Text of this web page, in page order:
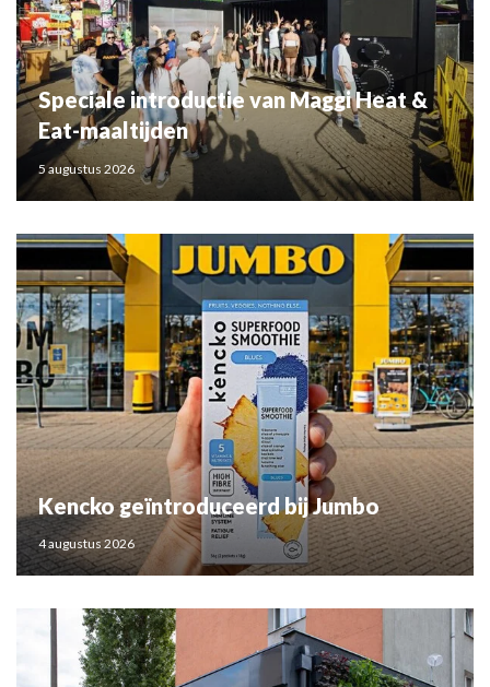
Speciale introductie van Maggi Heat &
Eat-maaltijden
5 augustus 2026
Kencko geïntroduceerd bij Jumbo
4 augustus 2026